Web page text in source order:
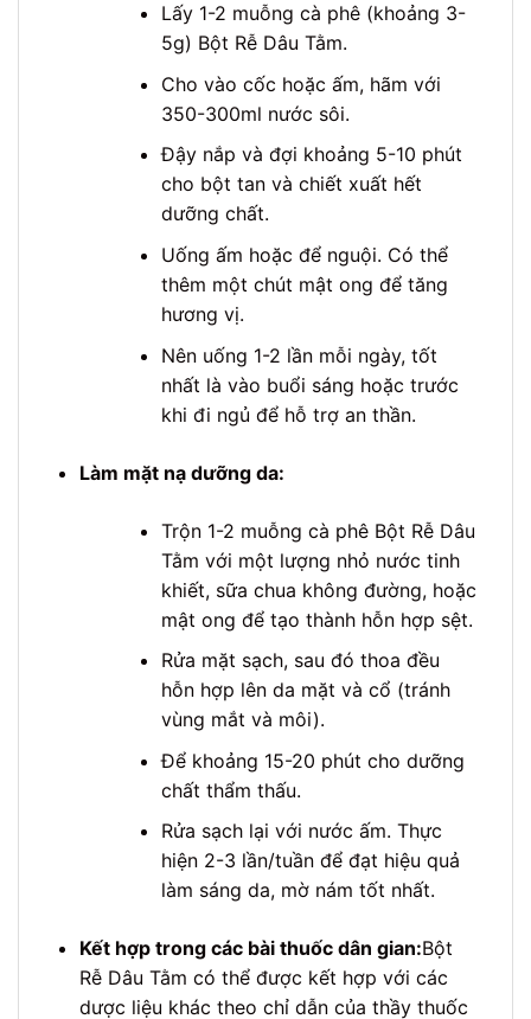
Lấy 1-2 muỗng cà phê (khoảng 3-
5g) Bột Rễ Dâu Tằm.
Cho vào cốc hoặc ấm, hãm với
350-300ml nước sôi.
Đậy nắp và đợi khoảng 5-10 phút
cho bột tan và chiết xuất hết
dưỡng chất.
Uống ấm hoặc để nguội. Có thể
thêm một chút mật ong để tăng
hương vị.
Nên uống 1-2 lần mỗi ngày, tốt
nhất là vào buổi sáng hoặc trước
khi đi ngủ để hỗ trợ an thần.
Làm mặt nạ dưỡng da:
Trộn 1-2 muỗng cà phê Bột Rễ Dâu
Tằm với một lượng nhỏ nước tinh
khiết, sữa chua không đường, hoặc
mật ong để tạo thành hỗn hợp sệt.
Rửa mặt sạch, sau đó thoa đều
hỗn hợp lên da mặt và cổ (tránh
vùng mắt và môi).
Để khoảng 15-20 phút cho dưỡng
chất thẩm thấu.
Rửa sạch lại với nước ấm. Thực
hiện 2-3 lần/tuần để đạt hiệu quả
làm sáng da, mờ nám tốt nhất.
Kết hợp trong các bài thuốc dân gian:Bột
Rễ Dâu Tằm có thể được kết hợp với các
dược liệu khác theo chỉ dẫn của thầy thuốc